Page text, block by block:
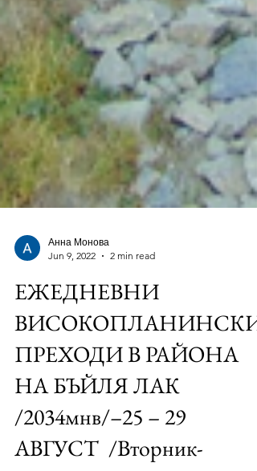
Jun 9, 2022
2 min read
ЕЖЕДНЕВНИ
ВИСОКОПЛАНИНСКИ
ПРЕХОДИ В РАЙОНА
НА БЪЙЛЯ ЛАК
/2034мнв/–25 – 29